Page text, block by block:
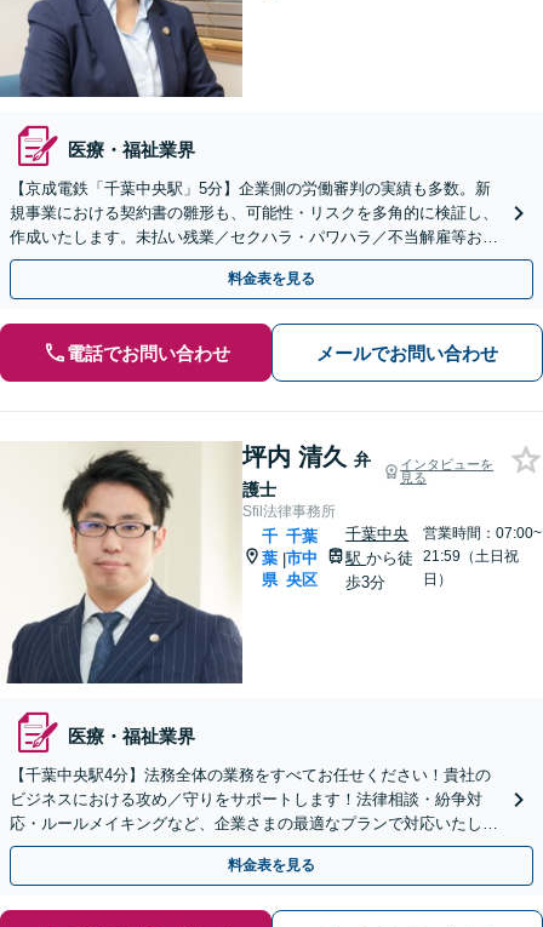
医療・福祉業界
【京成電鉄「千葉中央駅」5分】企業側の労働審判の実績も多数。新
規事業における契約書の雛形も、可能性・リスクを多角的に検証し、
作成いたします。未払い残業／セクハラ・パワハラ／不当解雇等お任
せください【オンライン相談対応】
料金表を見る
電話でお問い合わせ メールでお問い合わせ
坪内 清久 弁
護士
インタビューを
見る
Sfil法律事務所
千
葉
県
|
千葉
市中
央区
千葉中央
駅から徒
歩3分
営業時間：07:00~
21:59（土日祝
日）
医療・福祉業界
【千葉中央駅4分】法務全体の業務をすべてお任せください！貴社の
ビジネスにおける攻め／守りをサポートします！法律相談・紛争対
応・ルールメイキングなど、企業さまの最適なプランで対応いたしま
す。お試しでの委託も可能ですので、一度ご相談ください。
料金表を見る